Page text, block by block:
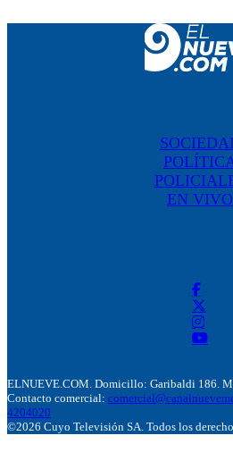
EN VIVO
ELNUEVE.COM. Domicillo: Garibaldi 186.
Contacto comercial:
4204020
©2026 Cuyo Televisión SA. Todos los